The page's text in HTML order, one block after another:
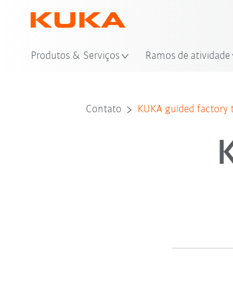
Produtos & Serviços Ramos de atividade
Contato KUKA guided factory